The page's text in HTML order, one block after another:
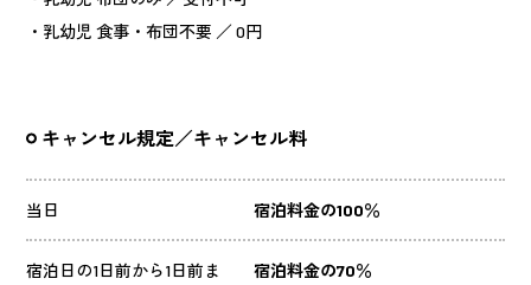
・乳幼児 食事・布団不要 ／ 0円
キャンセル規定／キャンセル料
当日 宿泊料金の100％
宿泊日の1日前から1日前ま
宿泊料金の70％